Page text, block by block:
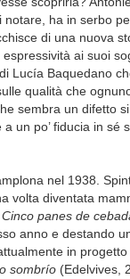
notare, ha in serbo
di una nuova
ai suoi
Lucía Baquedano
qualità che
sembra un difetto
un po’ fiducia in sé
nel 1938.
volta diventata
Cinco panes de
anno e destando
in
sombrío (Edelvives,